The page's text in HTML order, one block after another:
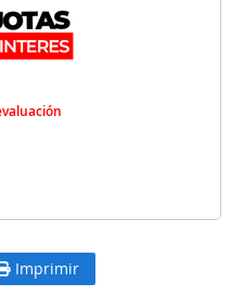
Imprimir